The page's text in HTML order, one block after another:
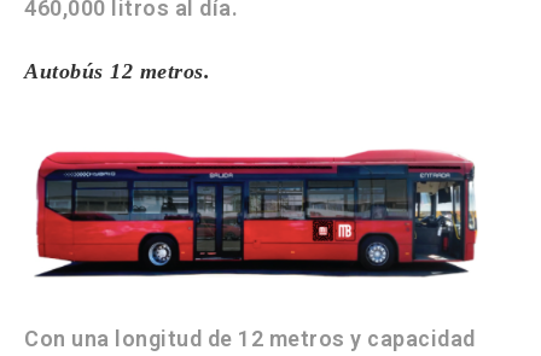
460,000 litros al día.
Autobús 12 metros.
Con una longitud de 12 metros y capacidad